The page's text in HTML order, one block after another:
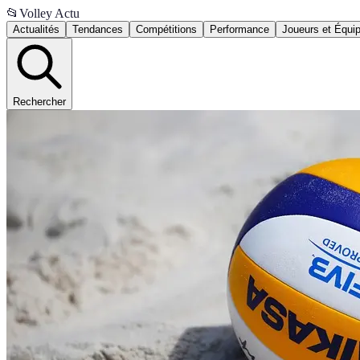
📂 Volley Actu
Actualités Tendances Compétitions Performance Joueurs et
Rechercher